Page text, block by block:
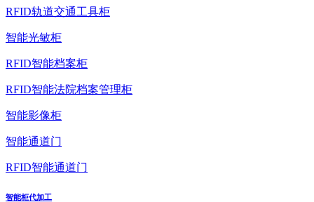
RFID轨道交通工具柜
智能光敏柜
RFID智能档案柜
RFID智能法院档案管理柜
智能影像柜
智能通道门
RFID智能通道门
智能柜代加工